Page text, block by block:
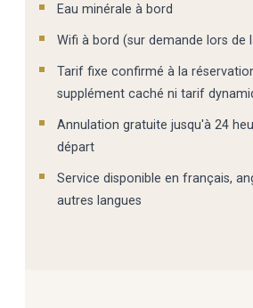
Eau minérale à bord
Wifi à bord (sur demande lors de
Tarif fixe confirmé à la
supplément caché ni tarif
Annulation gratuite jusqu'à 24
départ
Service disponible en français,
autres langues